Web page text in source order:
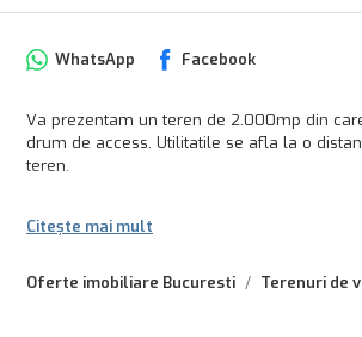
Oferte imobiliare Bucuresti Terenuri de
WhatsApp Facebook
Va prezentam un teren de 2.000mp din
drum de access. Utilitatile se afla la o
teren.
Citește mai mult